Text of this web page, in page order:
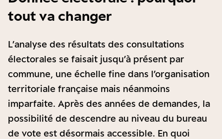
tout va changer
L’analyse des résultats des consultations
électorales se faisait jusqu’à présent par
commune, une échelle fine dans l’organisation
territoriale française mais néanmoins
imparfaite. Après des années de demandes, la
possibilité de descendre au niveau du bureau
de vote est désormais accessible. En quoi